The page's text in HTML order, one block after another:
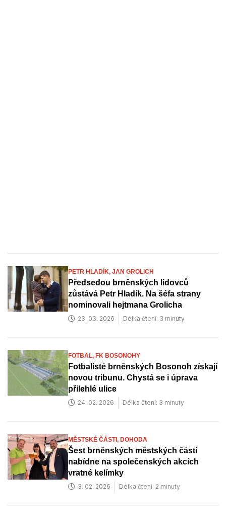
PETR HLADÍK, JAN GROLICH
Předsedou brněnských lidovců
zůstává Petr Hladík. Na šéfa strany
nominovali hejtmana Grolicha
23. 03. 2026 Délka čtení: 3 minuty
FOTBAL, FK BOSONOHY
Fotbalisté brněnských Bosonoh získají
novou tribunu. Chystá se i úprava
přilehlé ulice
24. 02. 2026 Délka čtení: 3 minuty
MĚSTSKÉ ČÁSTI, DOHODA
Šest brněnských městských částí
nabídne na společenských akcích
vratné kelímky
3. 02. 2026 Délka čtení: 2 minuty